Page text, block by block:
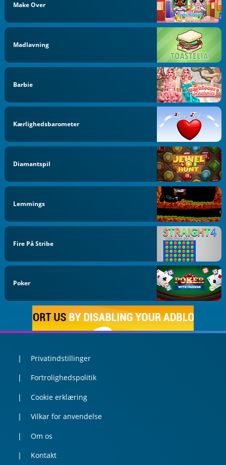
Make Over
Madlavning
Barbie
Kærlighedsbarometer
Diamantspil
Lemmings
Fire På Stribe
Poker
Privatindstillinger
Fortrolighedspolitik
Cookie erklæring
Vilkar for anvendelse
Om os
Kontakt